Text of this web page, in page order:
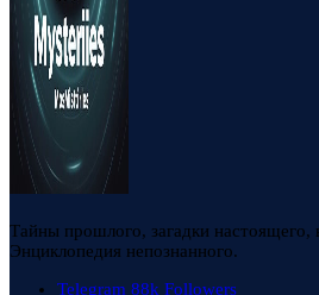
Тайны прошлого, загадки настоящего,
Энциклопедия непознанного.
Telegram 88k Followers